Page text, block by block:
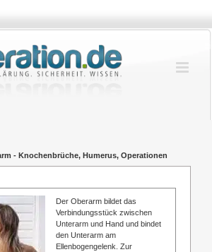
- Knochenbrüche, Humerus, Operationen
Der Oberarm bildet das
Verbindungsstück zwischen
Unterarm und Hand und bindet
den Unterarm am
Ellenbogengelenk. Zur